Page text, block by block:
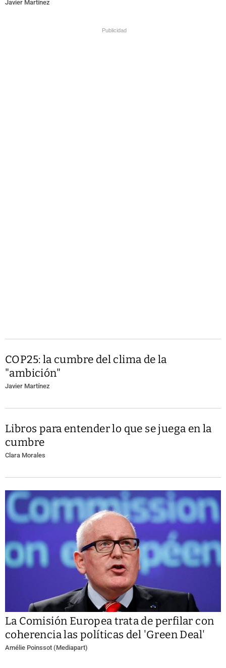
Javier Martínez
Publicidad
COP25: la cumbre del clima de la
"ambición"
Javier Martínez
Libros para entender lo que se juega en la
cumbre
Clara Morales
La Comisión Europea trata de perfilar con
coherencia las políticas del 'Green Deal'
Amélie Poinssot (Mediapart)